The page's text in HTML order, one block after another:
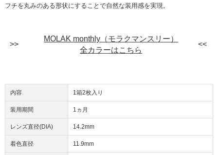
フチを丸みのある形状にすることで自然な装用感を実現。
MOLAK monthly（モラクマンスリー）
全カラーはこちら
内容 1箱2枚入り
装用期間 1ヵ月
レンズ直径(DIA) 14.2mm
着色直径 11.9mm